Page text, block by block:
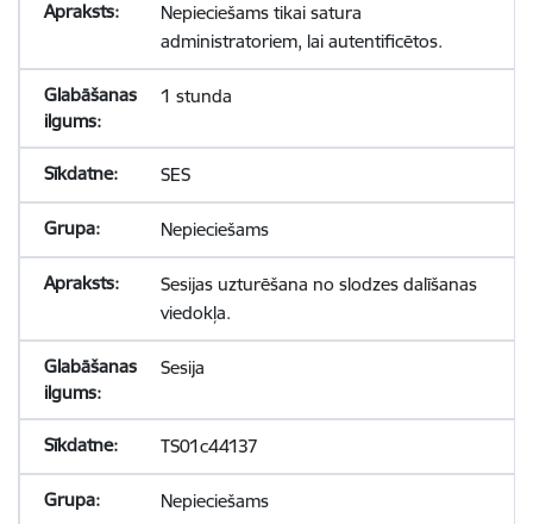
Nepieciešams tikai satura
administratoriem, lai autentificētos.
1 stunda
SES
Nepieciešams
Sesijas uzturēšana no slodzes dalīšanas
viedokļa.
Sesija
TS01c44137
Nepieciešams